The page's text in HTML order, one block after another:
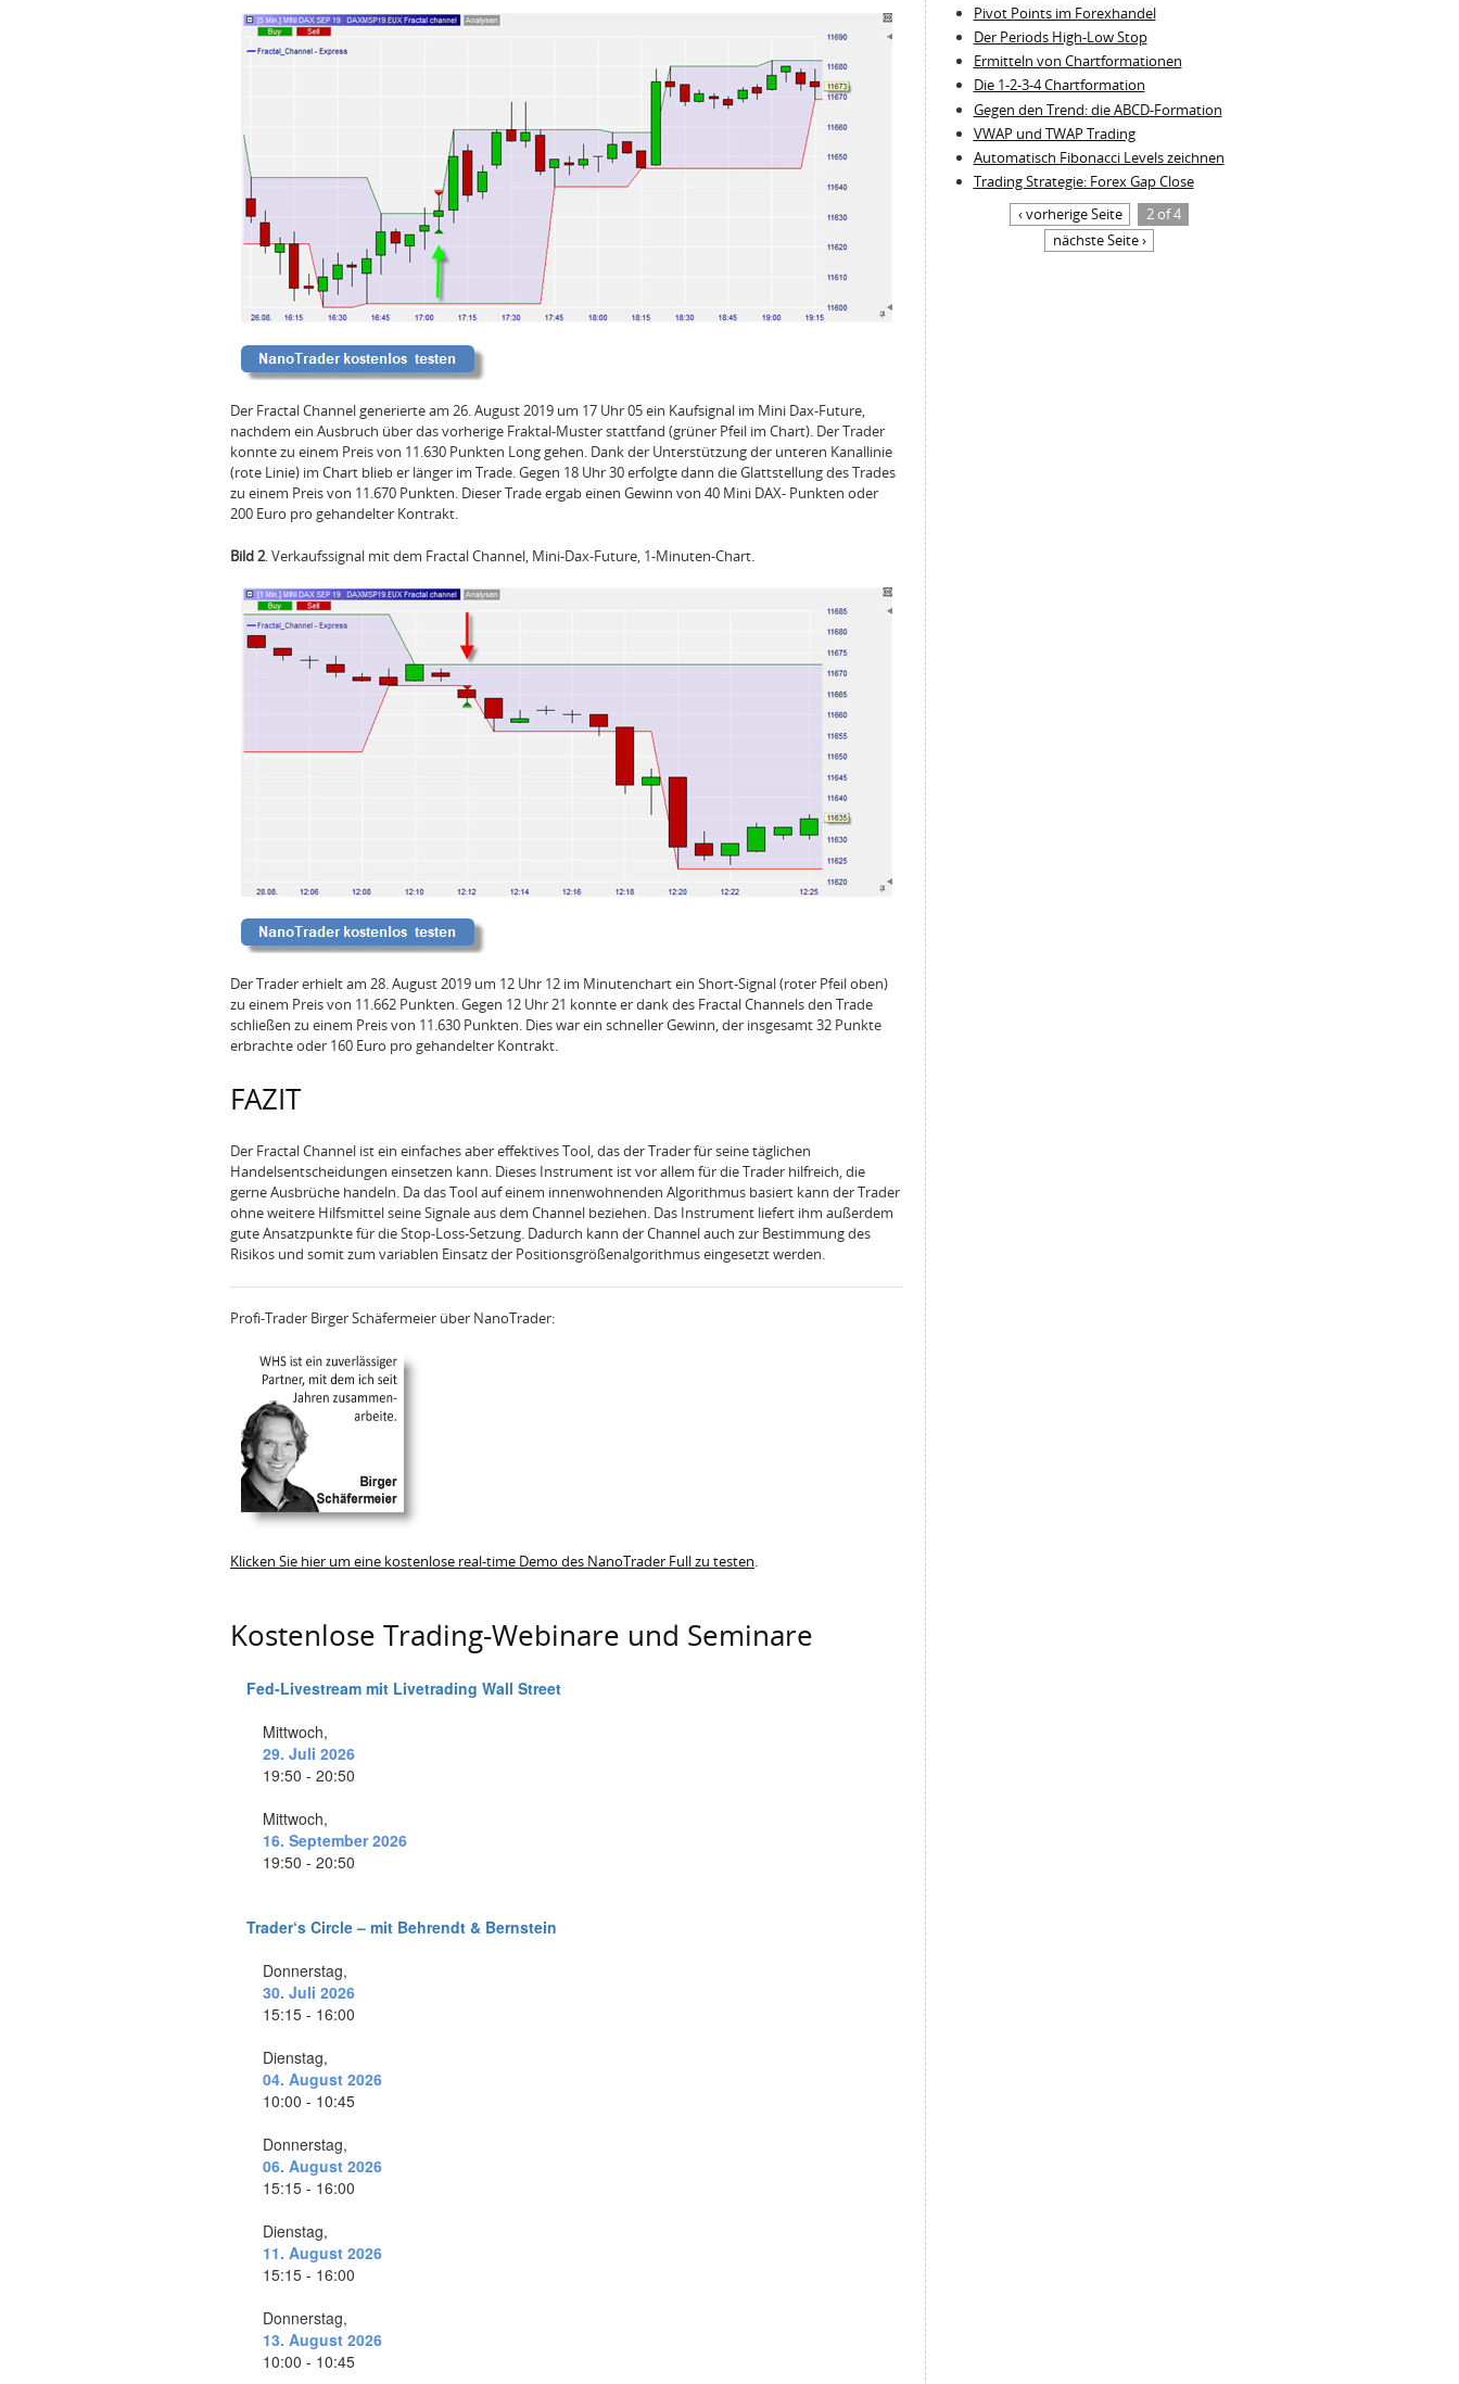
Der Fractal Channel generierte am 26. August 2019 um 17 Uhr 05 ein Kaufsignal im Mini Dax-Future,
nachdem ein Ausbruch über das vorherige Fraktal-Muster stattfand (grüner Pfeil im Chart). Der Trader
konnte zu einem Preis von 11.630 Punkten Long gehen. Dank der Unterstützung der unteren Kanallinie
(rote Linie) im Chart blieb er länger im Trade. Gegen 18 Uhr 30 erfolgte dann die Glattstellung des Trades
zu einem Preis von 11.670 Punkten. Dieser Trade ergab einen Gewinn von 40 Mini DAX- Punkten oder
200 Euro pro gehandelter Kontrakt.
Bild 2. Verkaufssignal mit dem Fractal Channel, Mini-Dax-Future, 1-Minuten-Chart.
Der Trader erhielt am 28. August 2019 um 12 Uhr 12 im Minutenchart ein Short-Signal (roter Pfeil oben)
zu einem Preis von 11.662 Punkten. Gegen 12 Uhr 21 konnte er dank des Fractal Channels den Trade
schließen zu einem Preis von 11.630 Punkten. Dies war ein schneller Gewinn, der insgesamt 32 Punkte
erbrachte oder 160 Euro pro gehandelter Kontrakt.
FAZIT
Der Fractal Channel ist ein einfaches aber effektives Tool, das der Trader für seine täglichen
Handelsentscheidungen einsetzen kann. Dieses Instrument ist vor allem für die Trader hilfreich, die
gerne Ausbrüche handeln. Da das Tool auf einem innenwohnenden Algorithmus basiert kann der Trader
ohne weitere Hilfsmittel seine Signale aus dem Channel beziehen. Das Instrument liefert ihm außerdem
gute Ansatzpunkte für die Stop-Loss-Setzung. Dadurch kann der Channel auch zur Bestimmung des
Risikos und somit zum variablen Einsatz der Positionsgrößenalgorithmus eingesetzt werden.
Profi-Trader Birger Schäfermeier über NanoTrader:
Klicken Sie hier um eine kostenlose real-time Demo des NanoTrader Full zu testen.
Kostenlose Trading-Webinare und Seminare
Pivot Points im Forexhandel
Der Periods High-Low Stop
Ermitteln von Chartformationen
Die 1-2-3-4 Chartformation
Gegen den Trend: die ABCD-Formation
VWAP und TWAP Trading
Automatisch Fibonacci Levels zeichnen
Trading Strategie: Forex Gap Close
‹ vorherige Seite
2 of 4
nächste Seite ›